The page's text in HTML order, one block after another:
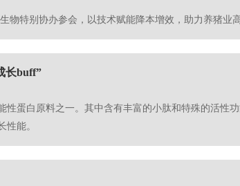
物特别协办参会，以技术赋能降本增效，助力养猪业
长buff”
蛋白原料之一。其中含有丰富的小肽和特殊的活性
性能。